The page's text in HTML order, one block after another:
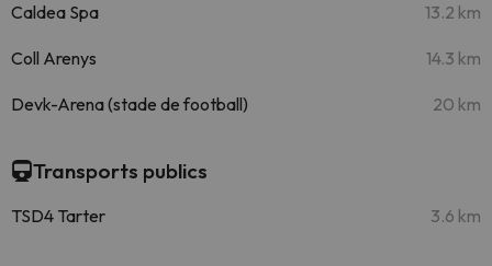
Caldea Spa 13.2 km
Coll Arenys 14.3 km
Devk-Arena (stade de football) 20 km
Transports publics
TSD4 Tarter 3.6 km